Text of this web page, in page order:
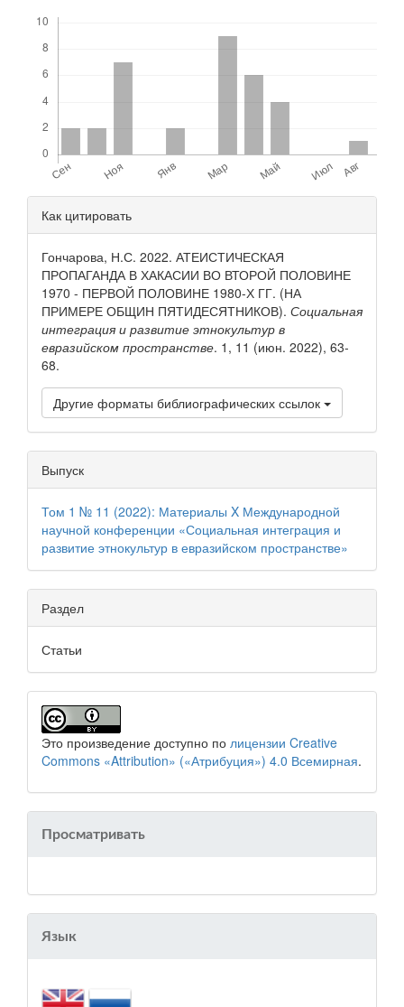
Детали
статьи
Как цитировать
Гончарова, Н.С. 2022. АТЕИСТИЧЕСКАЯ
ПРОПАГАНДА В ХАКАСИИ ВО ВТОРОЙ ПОЛОВИНЕ
1970 - ПЕРВОЙ ПОЛОВИНЕ 1980-Х ГГ. (НА
ПРИМЕРЕ ОБЩИН ПЯТИДЕСЯТНИКОВ). Социальная
интеграция и развитие этнокультур в
евразийском пространстве. 1, 11 (июн. 2022), 63-
68.
Другие форматы библиографических ссылок
Выпуск
Том 1 № 11 (2022): Материалы X Международной
научной конференции «Социальная интеграция и
развитие этнокультур в евразийском пространстве»
Раздел
Статьи
Это произведение доступно по лицензии Creative
Commons «Attribution» («Атрибуция») 4.0 Всемирная.
Просматривать
Язык